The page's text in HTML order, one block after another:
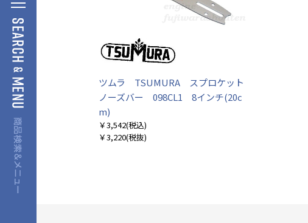
ツムラ TSUMURA スプロケット
ノーズバー 098CL1 8インチ(20c
m)
￥3,542(税込)
￥3,220(税抜)